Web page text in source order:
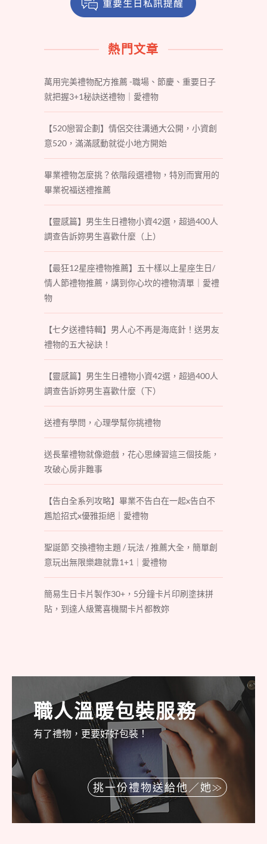
熱門文章
萬用完美禮物配方推薦 -職場、節慶、重要日子
就把握3+1秘訣送禮物｜愛禮物
【520戀習企劃】情侶交往溝通大公開，小資創
意520，滿滿感動就從小地方開始
畢業禮物怎麼挑？依階段選禮物，特別而實用的
畢業祝福送禮推薦
【靈感篇】男生生日禮物小資42選，超過400人
調查告訴妳男生喜歡什麼（上）
【最狂12星座禮物推薦】五十樣以上星座生日/
情人節禮物推薦，講到你心坎的禮物清單｜愛禮
物
【七夕送禮特輯】男人心不再是海底針！送男友
禮物的五大祕訣！
【靈感篇】男生生日禮物小資42選，超過400人
調查告訴妳男生喜歡什麼（下）
送禮有學問，心理學幫你挑禮物
送長輩禮物就像遊戲，花心思練習這三個技能，
攻破心房非難事
【告白全系列攻略】畢業不告白在一起x告白不
尷尬招式x優雅拒絕｜愛禮物
聖誕節 交換禮物主題 / 玩法 / 推薦大全，簡單創
意玩出無限樂趣就靠1+1｜愛禮物
簡易生日卡片製作30+，5分鐘卡片印刷塗抹拼
貼，到達人級驚喜機關卡片都教妳
職人溫暖包裝服務
有了禮物，更要好好包裝！
挑一份禮物送給他／她